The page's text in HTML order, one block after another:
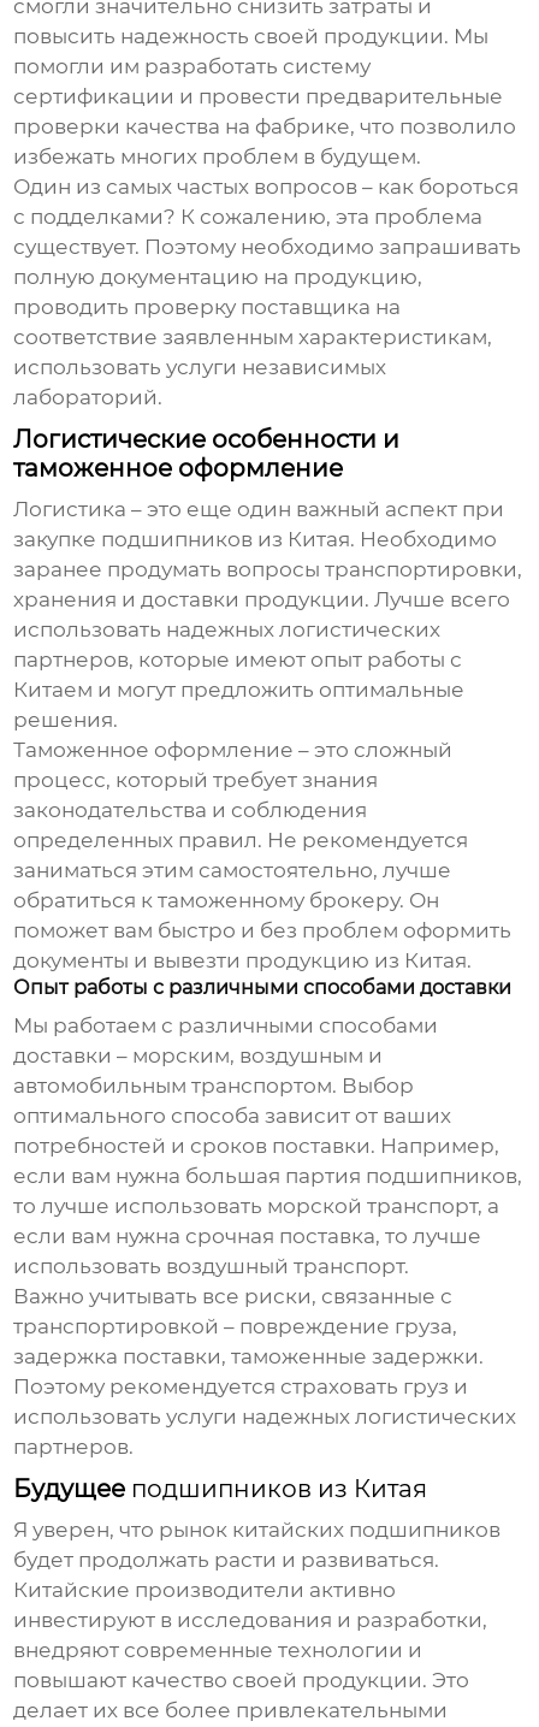
смогли значительно снизить затраты и
повысить надежность своей продукции. Мы
помогли им разработать систему
сертификации и провести предварительные
проверки качества на фабрике, что позволило
избежать многих проблем в будущем.
Один из самых частых вопросов – как бороться
с подделками? К сожалению, эта проблема
существует. Поэтому необходимо запрашивать
полную документацию на продукцию,
проводить проверку поставщика на
соответствие заявленным характеристикам,
использовать услуги независимых
лабораторий.
Логистические особенности и
таможенное оформление
Логистика – это еще один важный аспект при
закупке подшипников из Китая. Необходимо
заранее продумать вопросы транспортировки,
хранения и доставки продукции. Лучше всего
использовать надежных логистических
партнеров, которые имеют опыт работы с
Китаем и могут предложить оптимальные
решения.
Таможенное оформление – это сложный
процесс, который требует знания
законодательства и соблюдения
определенных правил. Не рекомендуется
заниматься этим самостоятельно, лучше
обратиться к таможенному брокеру. Он
поможет вам быстро и без проблем оформить
документы и вывезти продукцию из Китая.
Опыт работы с различными способами доставки
Мы работаем с различными способами
доставки – морским, воздушным и
автомобильным транспортом. Выбор
оптимального способа зависит от ваших
потребностей и сроков поставки. Например,
если вам нужна большая партия подшипников,
то лучше использовать морской транспорт, а
если вам нужна срочная поставка, то лучше
использовать воздушный транспорт.
Важно учитывать все риски, связанные с
транспортировкой – повреждение груза,
задержка поставки, таможенные задержки.
Поэтому рекомендуется страховать груз и
использовать услуги надежных логистических
партнеров.
Будущее подшипников из Китая
Я уверен, что рынок китайских подшипников
будет продолжать расти и развиваться.
Китайские производители активно
инвестируют в исследования и разработки,
внедряют современные технологии и
повышают качество своей продукции. Это
делает их все более привлекательными